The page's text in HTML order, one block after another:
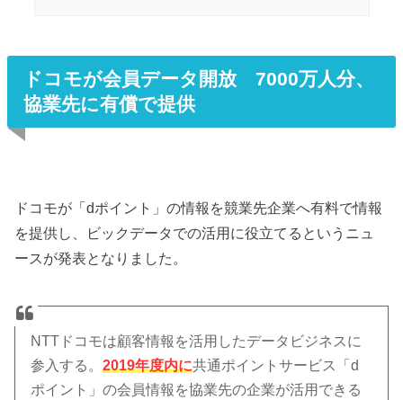
ドコモが会員データ開放 7000万人分、
協業先に有償で提供
ドコモが「dポイント」の情報を競業先企業へ有料で情報
を提供し、ビックデータでの活用に役立てるというニュ
ースが発表となりました。
NTTドコモは顧客情報を活用したデータビジネスに
参入する。2019年度内に共通ポイントサービス「d
ポイント」の会員情報を協業先の企業が活用できる